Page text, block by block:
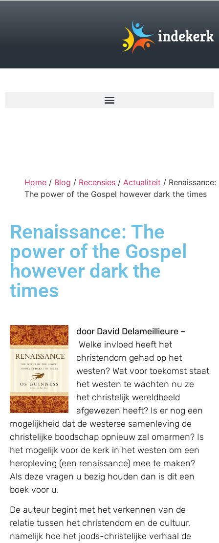
Home / Blog / Recensies / Actualiteit / Renaissance:
The power of the Gospel however dark the times
Renaissance: The
power of the Gospel
however dark the
times
door David Delameillieure –
Welke invloed heeft het
christendom gehad op het
westen? Wat voor toekomst staat
het westen te wachten nu ze
het christelijk wereldbeeld
afgewezen heeft? Is er nog een
mogelijkheid dat de westerse samenleving de
christelijke boodschap opnieuw zal omarmen? Is
het mogelijk voor de kerk in het westen om een
heropleving (een renaissance) mee te maken?
Als deze vragen u bezig houden dan is dit een
boek voor u.
De auteur begint met het verkennen van de
relatie tussen het christendom en de cultuur,
namelijk hoe het joods-christelijke verhaal de